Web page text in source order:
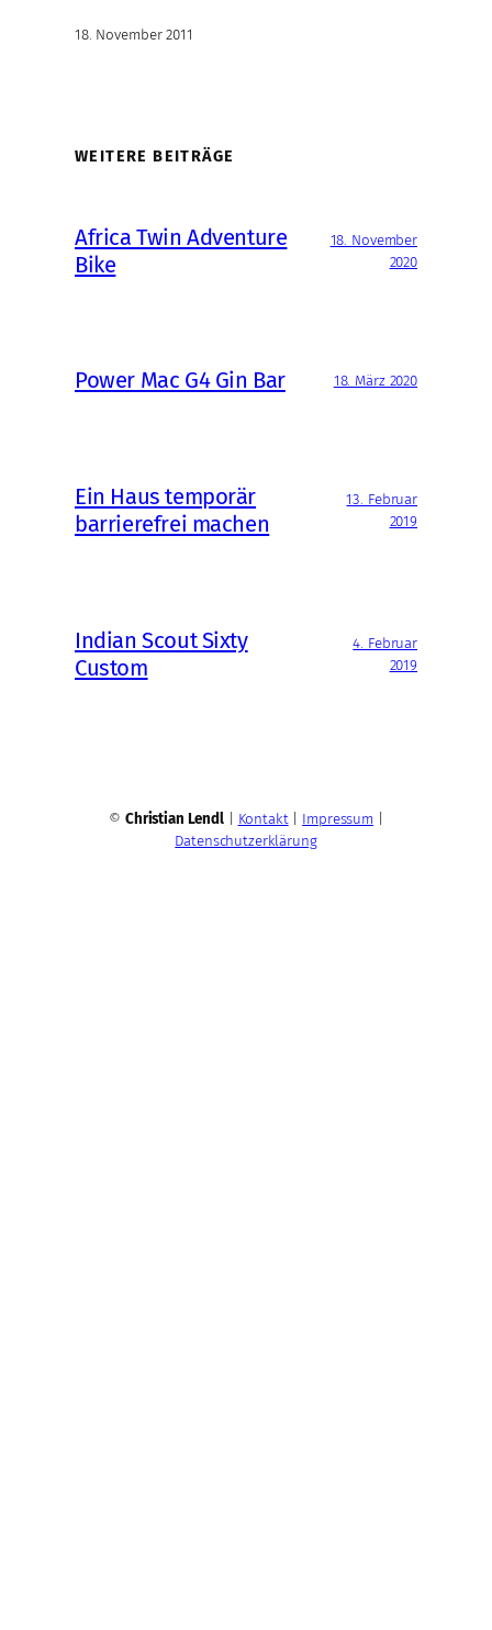
18. November 2011
WEITERE BEITRÄGE
Africa Twin Adventure
Bike
18. November
2020
Power Mac G4 Gin Bar 18. März 2020
Ein Haus temporär
barrierefrei machen
13. Februar
2019
Indian Scout Sixty
Custom
4. Februar
2019
© Christian Lendl| Kontakt| Impressum
Datenschutzerklärung